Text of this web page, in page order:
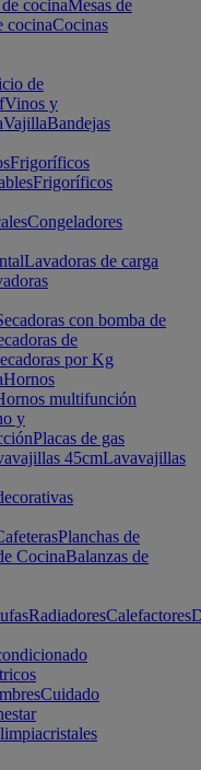
cocinaMesas de
cocinaCocinas
de
Vinos y
VajillaBandejas
Frigoríficos
Frigoríficos
Congeladores
Lavadoras de carga
con bomba de
de
por Kg
Hornos
multifunción
y
Placas de gas
45cmLavavajillas
Planchas de
CocinaBalanzas de
RadiadoresCalefactores
Cuidado